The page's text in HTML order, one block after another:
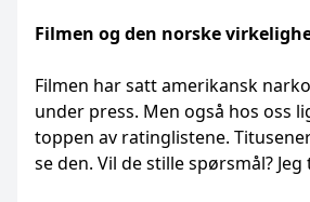
Filmen og den norske
Filmen har satt amerikansk
under press. Men også hos oss
toppen av ratinglistene.
se den. Vil de stille spørsmål?